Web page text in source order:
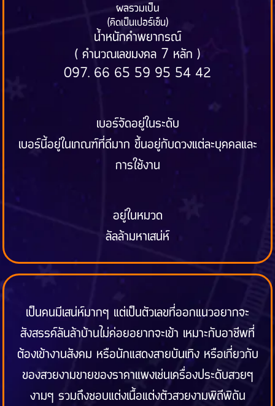
ผลรวมเป็น
(คิดเป็นเปอร์เซ็น)
น้ำหนักคำพยากรณ์
( คำนวณเลขมงคล 7 หลัก )
097. 66 65 59 95 54 42
เบอร์จัดอยู่ในระดับ
เบอร์นี้อยู่ในเกณฑ์ที่ดีมาก ขึ้นอยู่กับดวงแต่ละบุคคลและ
การใช้งาน
อยู่ในหมวด
ลัลล้ามหาเสน่ห์
เป็นคนมีเสน่ห์มากๆ แต่เป็นตัวเลขที่ออกแนวอยากจะ
สังสรรค์ลันล้าบ้านไม่ค่อยอยากจะเข้า เหมาะกับอาชีพที่
ต้องเข้างานสังคม หรือนักแสดงสายบันเทิง หรือเกี่ยวกับ
ของสวยงามขายของราคาแพงเช่นเครื่องประดับสวยๆ
งามๆ รวมถึงชอบแต่งเนื้อแต่งตัวสวยงามพิถีพิถัน